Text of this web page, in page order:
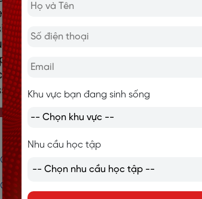
ANH GIAO TIẾP CHO NGƯỜI ĐI LÀM - BÀI
ANH GIAO TIẾP CHO NGƯỜI ĐI LÀM - BÀI
Khu vực bạn đang sinh sống
Nhu cầu học tập